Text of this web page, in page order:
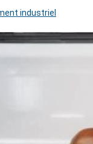
industriel